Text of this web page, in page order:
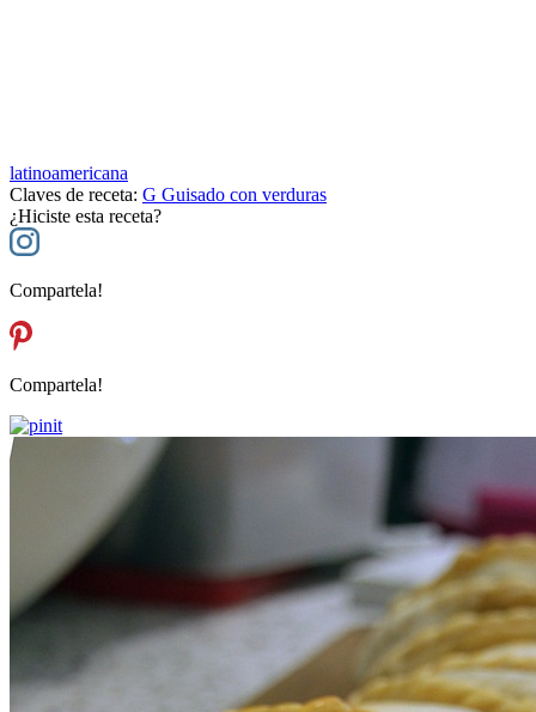
latinoamericana
Claves de receta: G Guisado con verduras
¿Hiciste esta receta?
Compartela!
Compartela!